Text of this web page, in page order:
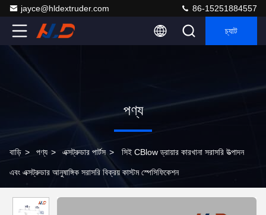
jayce@hldextruder.com 86-15251884557
চ্যাট
পণ্য
বাড়ি > পণ্য > এক্সট্রুডার পার্টস > সিই CBlow ড্রায়ার কারখানা সরাসরি উত্পাদন
এবং এক্সট্রুডার আনুষাঙ্গিক সরাসরি বিক্রয় কাস্টম স্পেসিফিকেশন